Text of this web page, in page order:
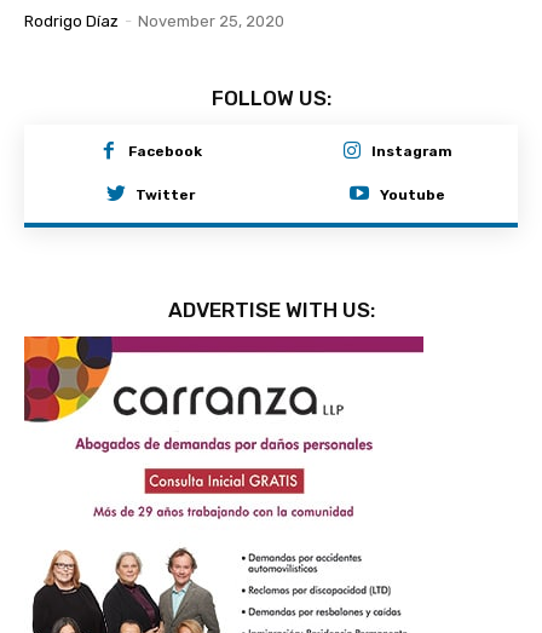
Rodrigo Díaz - November 25, 2020
FOLLOW US:
Facebook Instagram
Twitter Youtube
ADVERTISE WITH US: